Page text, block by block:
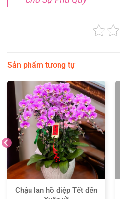
Sản phẩm tương tự
Chậu lan hồ điệp Tết đến